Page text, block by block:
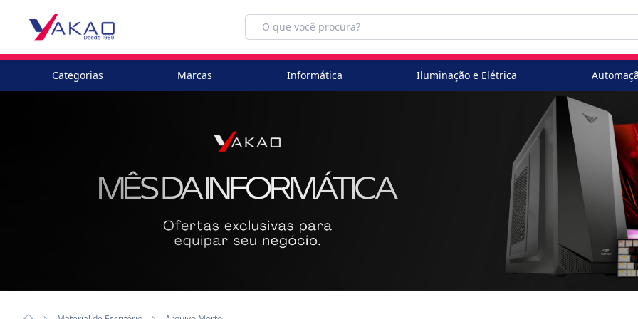
Categorias Marcas Informática Iluminação e Elétrica